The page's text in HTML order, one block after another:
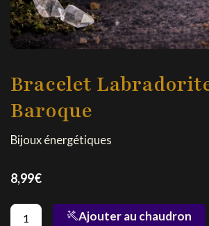
Bracelet
Baroque
Bijoux énergétiques
8,99€
quantité
Ajouter au chaudron